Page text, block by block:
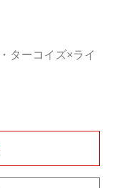
ターコイズ×ライ